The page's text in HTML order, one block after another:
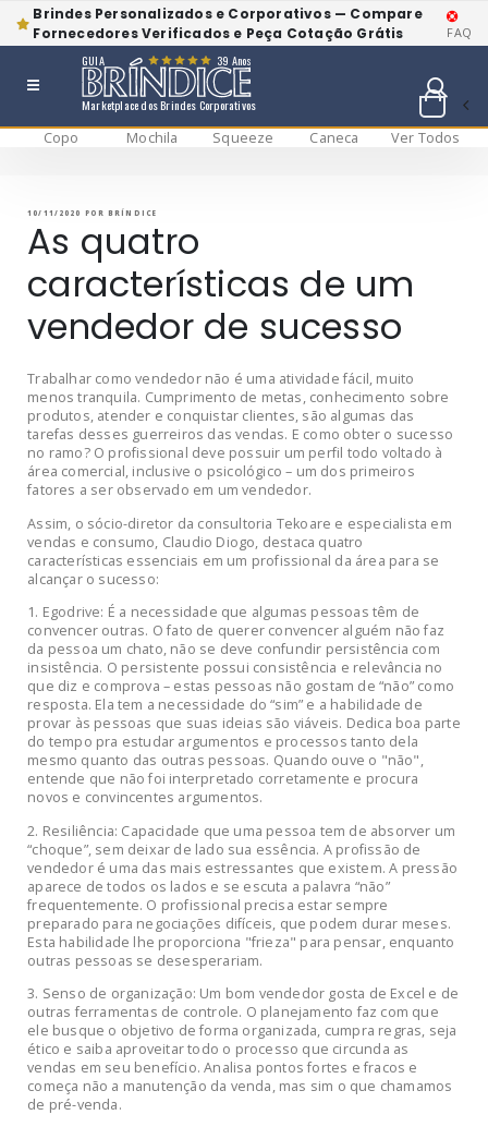
Brindes Personalizados e Corporativos — Compare
Fornecedores Verificados e Peça Cotação Grátis
FAQ
Marketplace dos Brindes Corporativos
GUIA 39 Anos
Copo Mochila Squeeze Caneca
Ver Todos
conteúdo
PUBLICADO
10/11/2020 PORBRÍNDICE
As quatro
características de um
vendedor de sucesso
Trabalhar como vendedor não é uma atividade fácil, muito
menos tranquila. Cumprimento de metas, conhecimento sobre
produtos, atender e conquistar clientes, são algumas das
tarefas desses guerreiros das vendas. E como obter o sucesso
no ramo? O profissional deve possuir um perfil todo voltado à
área comercial, inclusive o psicológico – um dos primeiros
fatores a ser observado em um vendedor.
Assim, o sócio-diretor da consultoria Tekoare e especialista em
vendas e consumo, Claudio Diogo, destaca quatro
características essenciais em um profissional da área para se
alcançar o sucesso:
1. Egodrive: É a necessidade que algumas pessoas têm de
convencer outras. O fato de querer convencer alguém não faz
da pessoa um chato, não se deve confundir persistência com
insistência. O persistente possui consistência e relevância no
que diz e comprova – estas pessoas não gostam de “não” como
resposta. Ela tem a necessidade do “sim” e a habilidade de
provar às pessoas que suas ideias são viáveis. Dedica boa parte
do tempo pra estudar argumentos e processos tanto dela
mesmo quanto das outras pessoas. Quando ouve o "não",
entende que não foi interpretado corretamente e procura
novos e convincentes argumentos.
2. Resiliência: Capacidade que uma pessoa tem de absorver um
“choque”, sem deixar de lado sua essência. A profissão de
vendedor é uma das mais estressantes que existem. A pressão
aparece de todos os lados e se escuta a palavra “não”
frequentemente. O profissional precisa estar sempre
preparado para negociações difíceis, que podem durar meses.
Esta habilidade lhe proporciona "frieza" para pensar, enquanto
outras pessoas se desesperariam.
3. Senso de organização: Um bom vendedor gosta de Excel e de
outras ferramentas de controle. O planejamento faz com que
ele busque o objetivo de forma organizada, cumpra regras, seja
ético e saiba aproveitar todo o processo que circunda as
vendas em seu benefício. Analisa pontos fortes e fracos e
começa não a manutenção da venda, mas sim o que chamamos
de pré-venda.